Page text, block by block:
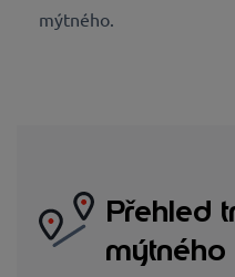
mýtného.
Přehled
mýtného